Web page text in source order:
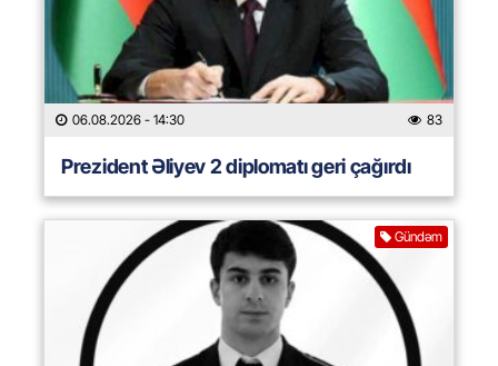
06.08.2026 - 14:30 83
Prezident Əliyev 2 diplomatı geri çağırdı
Gündəm